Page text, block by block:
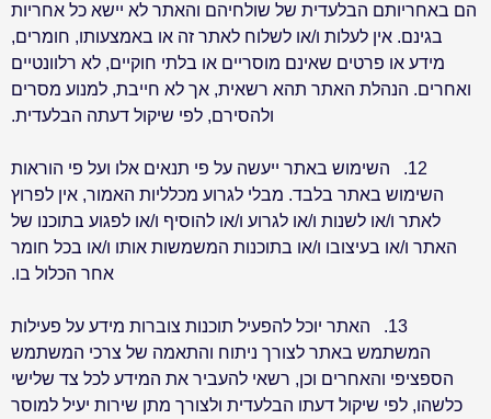
הם באחריותם הבלעדית של שולחיהם והאתר לא יישא כל אחריות
בגינם. אין לעלות ו/או לשלוח לאתר זה או באמצעותו, חומרים,
מידע או פרטים שאינם מוסריים או בלתי חוקיים, לא רלוונטיים
ואחרים. הנהלת האתר תהא רשאית, אך לא חייבת, למנוע מסרים
ולהסירם, לפי שיקול דעתה הבלעדית.
12.
השימוש באתר ייעשה על פי תנאים אלו ועל פי הוראות
השימוש באתר בלבד. מבלי לגרוע מכלליות האמור, אין לפרוץ
לאתר ו/או לשנות ו/או לגרוע ו/או להוסיף ו/או לפגוע בתוכנו של
האתר ו/או בעיצובו ו/או בתוכנות המשמשות אותו ו/או בכל חומר
אחר הכלול בו.
13.
האתר יוכל להפעיל תוכנות צוברות מידע על פעילות
המשתמש באתר לצורך ניתוח והתאמה של צרכי המשתמש
הספציפי והאחרים וכן, רשאי להעביר את המידע לכל צד שלישי
כלשהו, לפי שיקול דעתו הבלעדית ולצורך מתן שירות יעיל למוסר